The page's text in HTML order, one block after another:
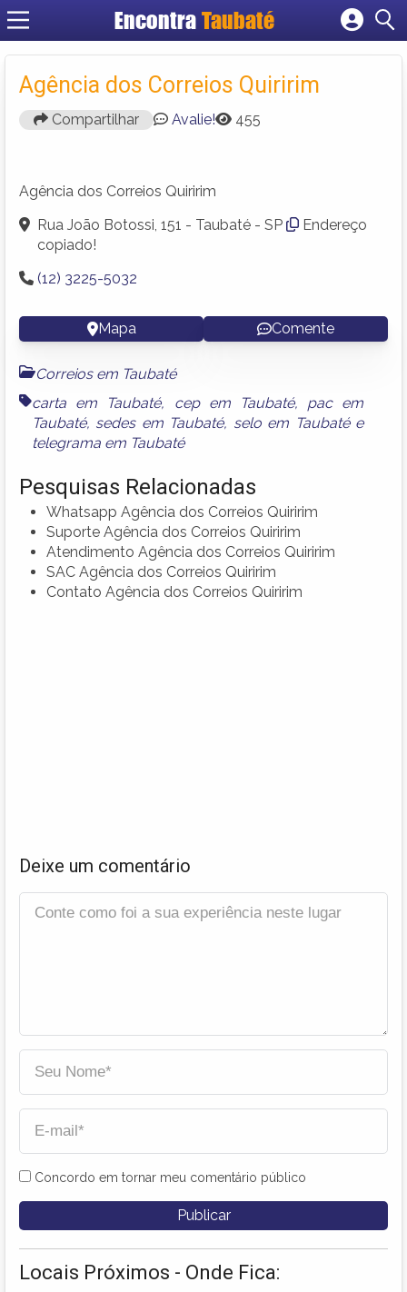
EncontraTaubaté
Cadastrar empresa
Criar conta
Agência dos Correios Quiririm
Compartilhar Avalie! 455
Agência dos Correios Quiririm
Rua João Botossi, 151 - Taubaté - SP
Endereço
copiado!
(12) 3225-5032
Mapa Comente
Correios em Taubaté
carta em Taubaté, cep em Taubaté, pac em
Taubaté, sedes em Taubaté, selo em Taubatée
telegrama em Taubaté
Pesquisas Relacionadas
Whatsapp Agência dos Correios Quiririm
Suporte Agência dos Correios Quiririm
Atendimento Agência dos Correios Quiririm
SAC Agência dos Correios Quiririm
Contato Agência dos Correios Quiririm
Deixe um comentário
Concordo em tornar meu comentário público
Locais Próximos - Onde Fica: